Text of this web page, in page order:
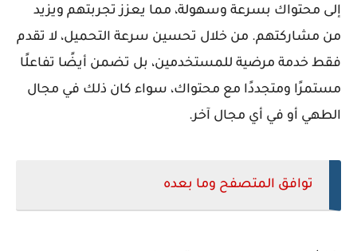
إلى محتواك بسرعة وسهولة، مما يعزز تجربتهم ويزيد
من مشاركتهم. من خلال تحسين سرعة التحميل، لا تقدم
فقط خدمة مرضية للمستخدمين، بل تضمن أيضًا تفاعلًا
مستمرًا ومتجددًا مع محتواك، سواء كان ذلك في مجال
الطهي أو في أي مجال آخر.
توافق المتصفح وما بعده